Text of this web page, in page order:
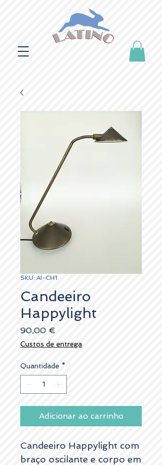
SKU: AI-CH1
Candeeiro
Happylight
90,00 €
Custos de entrega
Quantidade *
Adicionar ao carrinho
Candeeiro Happylight com
braço oscilante e corpo em